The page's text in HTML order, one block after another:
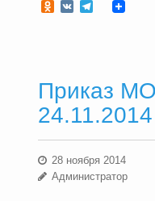
Odnoklassniki
VKTelegram
Приказ
28 ноября 2014
Администратор